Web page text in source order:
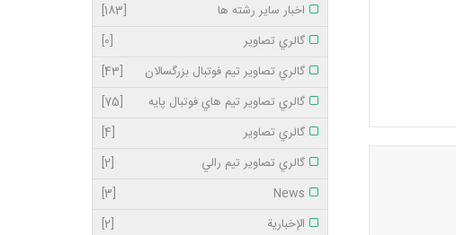
اخبار ساير رشته ها
[183]
گالري تصاوير
[0]
گالري تصاوير تيم فوتبال بزرگسالان
[43]
گالري تصاوير تيم هاي فوتبال پايه
[75]
گالري تصاوير
[4]
گالري تصاوير تيم رالي
[2]
News
[3]
الإخبارية
[2]